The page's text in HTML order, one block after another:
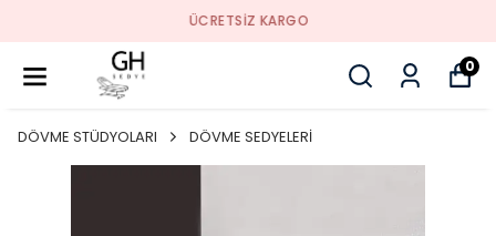
ÜCRETSIZ KARGO
0
DÖVME STÜDYOLARI DÖVME SEDYELERİ